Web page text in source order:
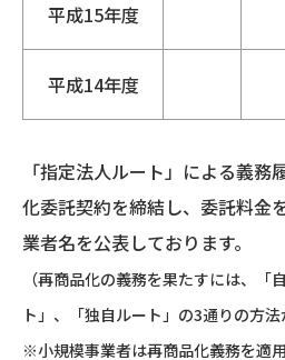
平成15年度
平成14年度
「指定法人ルート」による義務
化委託契約を締結し、委託料金
業者名を公表しております。
（再商品化の義務を果たすには、「
ト」、「独自ルート」の3通りの方法
※小規模事業者は再商品化義務を適